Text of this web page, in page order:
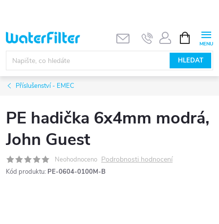
obsah
HLEDAT
NÁKUPNÍ
KOŠÍK
Příslušenství - EMEC
PE hadička 6x4mm modrá,
John Guest
Neohodnoceno Podrobnosti hodnocení
Kód produktu: PE-0604-0100M-B